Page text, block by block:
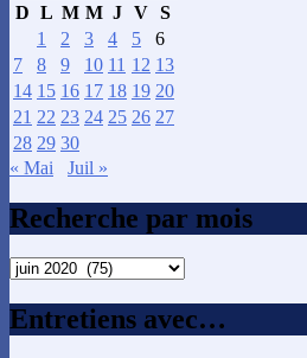
D L M M J V S
1
2 3 4 5
6
7
8 9 10 11 12 13
14 15 16 17 18 19 20
21 22 23 24 25 26 27
28 29 30
« Mai
Juil »
Recherche par mois
Recherche
mois
Entretiens avec…